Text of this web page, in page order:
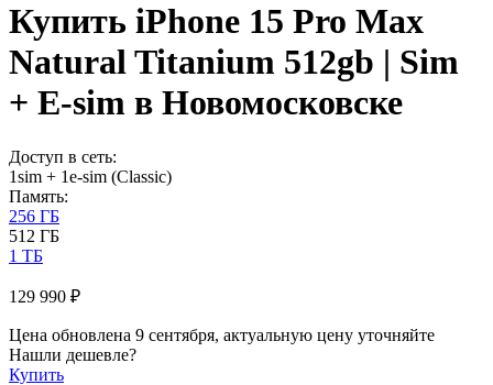
Купить iPhone 15 Pro Max
Natural Titanium 512gb | Sim
+ E-sim в Новомосковске
Доступ в сеть:
1sim + 1e-sim (Classic)
Память:
256 ГБ
512 ГБ
1 ТБ
129 990 ₽
Цена обновлена 9 сентября, актуальную цену уточняйте
Нашли дешевле?
Купить